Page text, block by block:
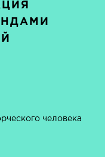
человека